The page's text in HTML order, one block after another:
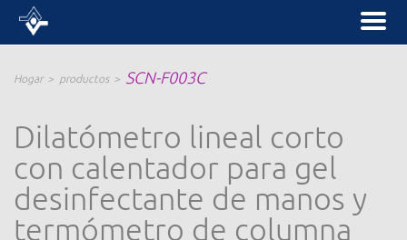
Hogar productos SCN-F003C
Dilatómetro lineal corto
con calentador para gel
desinfectante de manos y
termómetro de columna